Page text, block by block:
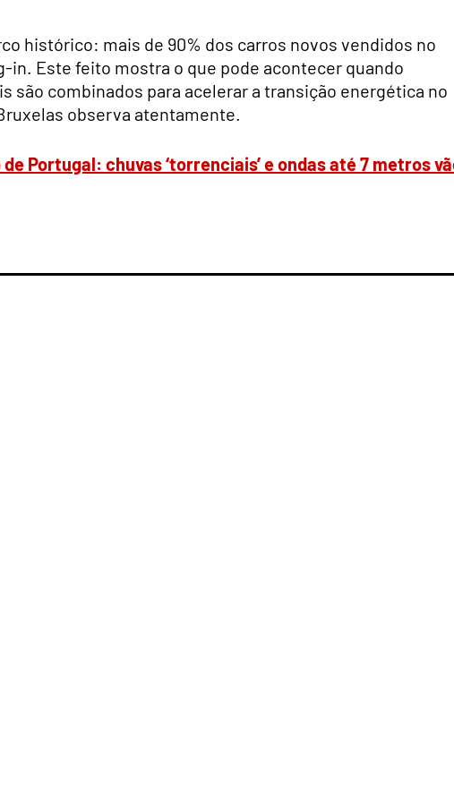
histórico: mais de 90% dos carros novos vendidos no
in. Este feito mostra o que pode acontecer quando
são combinados para acelerar a transição energética no
observa atentamente.
Portugal: chuvas ‘torrenciais’ e ondas até 7 metros